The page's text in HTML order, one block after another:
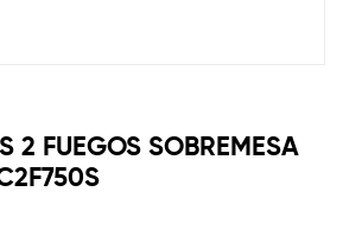
2 FUEGOS SOBREMESA